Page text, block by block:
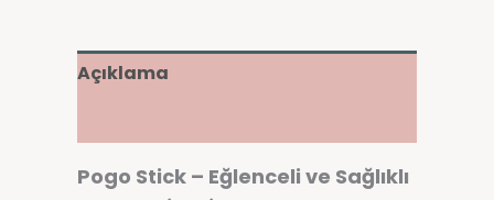
Açıklama
Pogo Stick – Eğlenceli ve Sağlıklı